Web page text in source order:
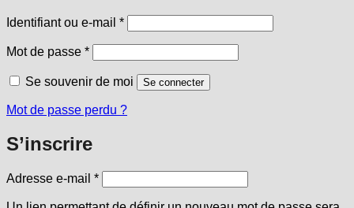
Identifiant ou e-mail *Obligatoire
Mot de passe *Obligatoire
Se souvenir de moi Se connecter
Mot de passe perdu ?
S’inscrire
Adresse e-mail *Obligatoire